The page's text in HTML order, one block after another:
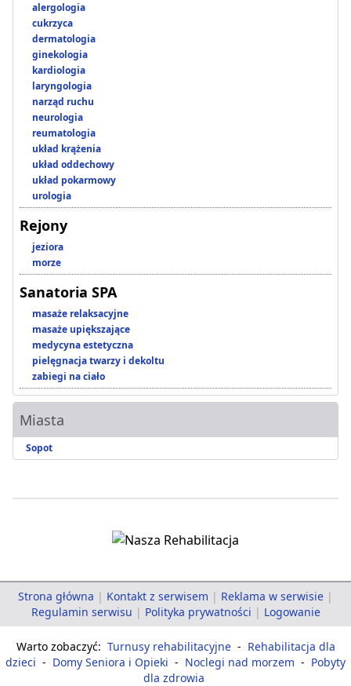
alergologia
cukrzyca
dermatologia
ginekologia
kardiologia
laryngologia
narząd ruchu
neurologia
reumatologia
układ krążenia
układ oddechowy
układ pokarmowy
urologia
Rejony
jeziora
morze
Sanatoria SPA
masaże relaksacyjne
masaże upiększające
medycyna estetyczna
pielęgnacja twarzy i dekoltu
zabiegi na ciało
Miasta
Sopot
Strona główna | Kontakt z serwisem | Reklama w serwisie |
Regulamin serwisu | Polityka prywatności | Logowanie
Warto zobaczyć: Turnusy rehabilitacyjne - Rehabilitacja dla
dzieci - Domy Seniora i Opieki - Noclegi nad morzem - Pobyty
dla zdrowia